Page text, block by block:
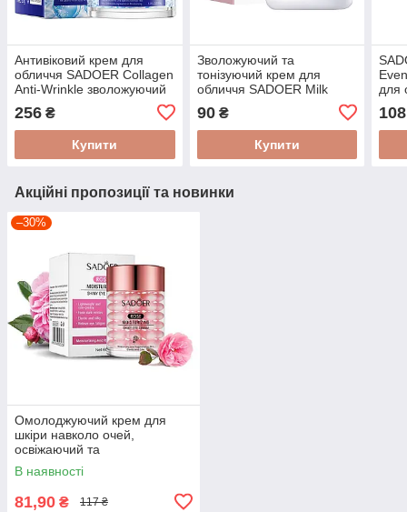
Антивіковий крем для
обличчя SADOER Collagen
Anti-Wrinkle зволожуючий
256 ₴
Купити
Зволожуючий та
тонізуючий крем для
обличчя SADOER Milk
90₴
Купити
для
108
Акційні пропозиції та новинки
–30%
Омолоджуючий крем для
шкіри навколо очей,
освіжаючий та
протинабряковий, з
екстрактом троянди Sadoer
В наявності
81,90 ₴ 117 ₴